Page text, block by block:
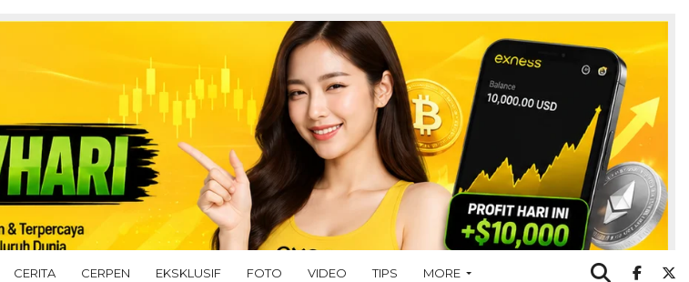
CERITA CERPEN EKSKLUSIF FOTO VIDEO TIPS MORE